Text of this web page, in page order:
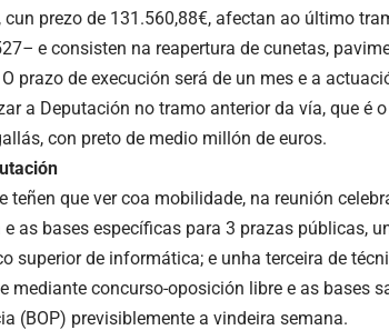
cun prezo de 131.560,88€, afectan ao último
– e consisten na reapertura de cunetas,
prazo de execución será de un mes e a
a Deputación no tramo anterior da vía, que é
con preto de medio millón de euros.
teñen que ver coa mobilidade, na reunión
as bases específicas para 3 prazas públicas,
superior de informática; e unha terceira de
mediante concurso-oposición libre e as bases
(BOP) previsiblemente a vindeira semana.